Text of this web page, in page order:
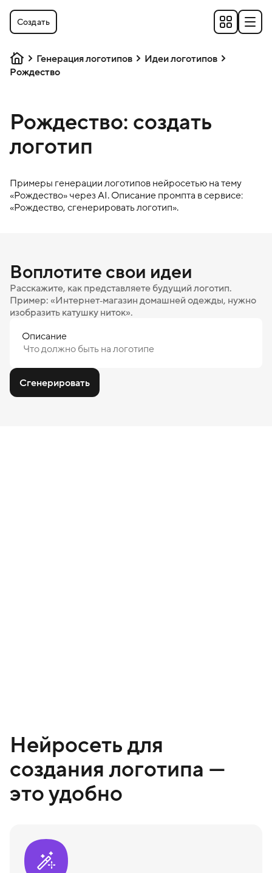
Создать
Генерация логотипов
Идеи логотипов
Рождество
Рождество: создать
логотип
Примеры генерации логотипов нейросетью на тему
«Рождество» через AI. Описание промпта в сервисе:
«Рождество, сгенерировать логотип».
Воплотите свои идеи
Расскажите, как представляете будущий логотип.
Пример: «Интернет‑магазин домашней одежды, нужно
изобразить катушку ниток».
Описание
Сгенерировать
Нейросеть для
создания логотипа —
это удобно